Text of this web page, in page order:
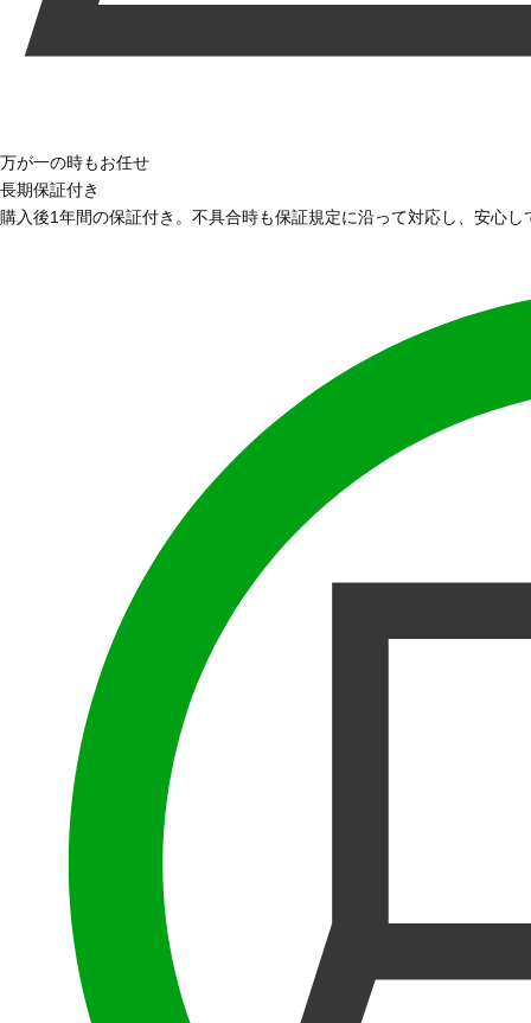
万が一の時もお任せ
長期保証付き
購入後1年間の保証付き。不具合時も保証規定に沿って対応し、安心